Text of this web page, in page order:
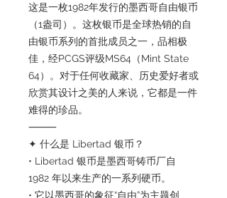
这是一枚1982年发行的墨西哥自由银币
（1盎司）。这枚银币是全球热销的自
由银币系列的首批成员之一，品相极
佳，经PCGS评级MS64（Mint State
64）。对于任何收藏家、历史爱好者或
欣赏其设计之美的人来说，它都是一件
难得的珍品。
⸻
✦ 什么是 Libertad 银币？
• Libertad 银币是墨西哥铸币厂自
1982 年以来生产的一系列硬币。
• 它以墨西哥的象征“自由”为主题创